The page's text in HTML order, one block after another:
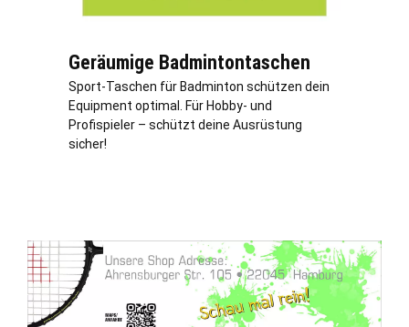
Geräumige Badmintontaschen
Sport-Taschen für Badminton schützen dein
Equipment optimal. Für Hobby- und
Profispieler – schützt deine Ausrüstung
sicher!